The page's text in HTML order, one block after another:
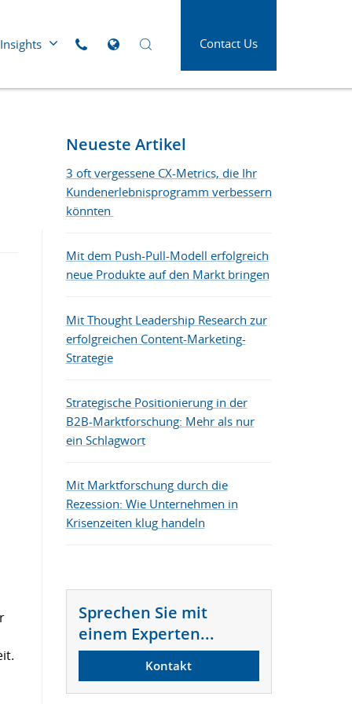
Papier, Druck und
Transport und Logistik
Insights
von heute
Click to call us Contact Us
Neueste Artikel
3 oft vergessene CX-Metrics, die Ihr
Kundenerlebnisprogramm verbessern
könnten
Mit dem Push-Pull-Modell erfolgreich
neue Produkte auf den Markt bringen
Mit Thought Leadership Research zur
erfolgreichen Content-Marketing-
Strategie
Strategische Positionierung in der
B2B-Marktforschung: Mehr als nur
ein Schlagwort
Mit Marktforschung durch die
Rezession: Wie Unternehmen in
Krisenzeiten klug handeln
Sprechen Sie mit
einem Experten...
Kontakt